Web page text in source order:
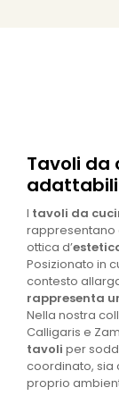
Tavoli da
I tavoli da
rappresentano
ottica d’
Posizionato in
contesto
rappresenta
Nella nostra
Calligaris e
tavoli per
coordinato, sia
proprio